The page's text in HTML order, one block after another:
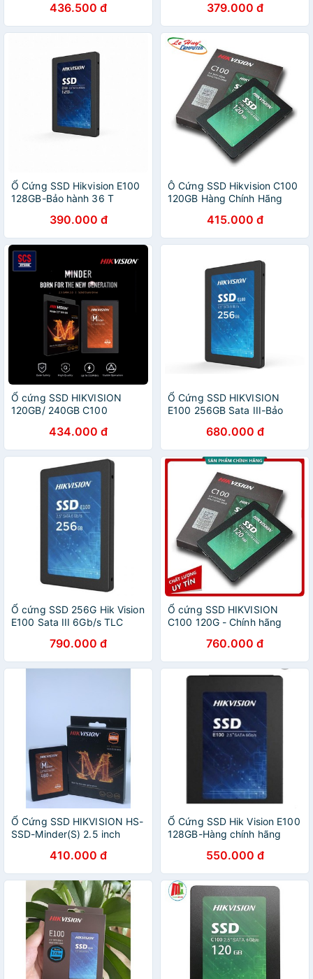
chính hãng - Bảo hành 36
tháng !
436.500 đ 379.000 đ
Ổ Cứng SSD Hikvision E100
128GB-Bảo hành 36 T
390.000 đ
Ô Cứng SSD Hikvision C100
120GB Hàng Chính Hãng
415.000 đ
Ổ cứng SSD HIKVISION
120GB/ 240GB C100
CHÍNH HÃNG434.000 đ
Ổ Cứng SSD HIKVISION
E100 256GB Sata III-Bảo
680.000 đ
Ổ cứng SSD 256G Hik Vision
E100 Sata III 6Gb/s TLC
790.000 đ
Ổ cứng SSD HIKVISION
C100 120G - Chính hãng
760.000 đ
Ổ Cứng SSD HIKVISION HS-
SSD-Minder(S) 2.5 inch
410.000 đ
Ổ Cứng SSD Hik Vision E100
128GB-Hàng chính hãng
550.000 đ